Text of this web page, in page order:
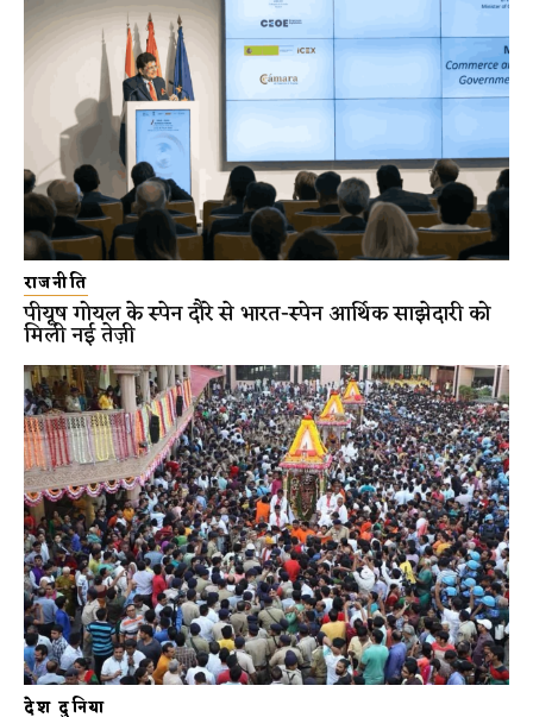
राजनीति
पीयूष गोयल के स्पेन दौरे से भारत-स्पेन आर्थिक साझेदारी को
मिली नई तेज़ी
देश दुनिया